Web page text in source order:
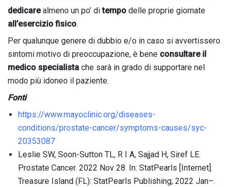
dedicarealmeno un po’ ditempo delle proprie giornate
all’esercizio fisico.
Per qualunque genere di dubbio e/o in caso si avvertissero
sintomi motivo di preoccupazione, è bene consultare il
medico specialista che sarà in grado di supportare nel
modo più idoneo il paziente.
Fonti
https://www.mayoclinic.org/diseases-
conditions/prostate-cancer/symptoms-causes/syc-
20353087
Leslie SW, Soon-Sutton TL, R I A, Sajjad H, Siref LE.
Prostate Cancer. 2022 Nov 28. In: StatPearls [Internet].
Treasure Island (FL): StatPearls Publishing; 2022 Jan–.